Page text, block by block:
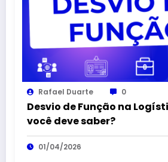
Rafael Duarte 0
Desvio de Função na
você deve saber?
01/04/2026